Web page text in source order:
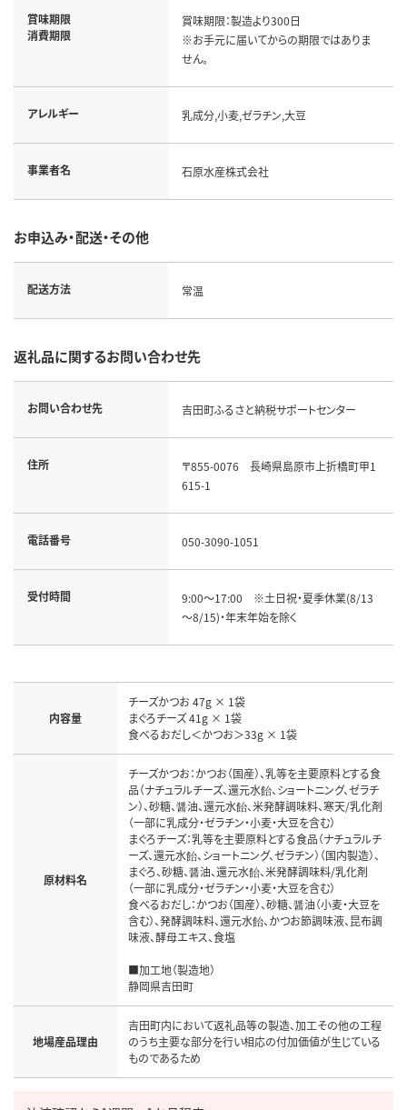
賞味期限
消費期限
賞味期限：製造より300日
※お手元に届いてからの期限ではありま
せん。
アレルギー 乳成分,小麦,ゼラチン,大豆
事業者名 石原水産株式会社
お申込み・配送・その他
配送方法 常温
返礼品に関するお問い合わせ先
お問い合わせ先 吉田町ふるさと納税サポートセンター
住所
〒855-0076　長崎県島原市上折橋町甲1
615-1
電話番号 050-3090-1051
受付時間
9:00～17:00　※土日祝・夏季休業(8/13
～8/15)・年末年始を除く
内容量
チーズかつお 47g × 1袋
まぐろチーズ 41g × 1袋
食べるおだし＜かつお＞33g × 1袋
原材料名
チーズかつお：かつお（国産）、乳等を主要原料とする食
品（ナチュラルチーズ、還元水飴、ショートニング、ゼラチ
ン）、砂糖、醤油、還元水飴、米発酵調味料、寒天/乳化剤
（一部に乳成分・ゼラチン・小麦・大豆を含む）
まぐろチーズ：乳等を主要原料とする食品（ナチュラルチ
ーズ、還元水飴、ショートニング、ゼラチン）（国内製造）、
まぐろ、砂糖、醤油、還元水飴、米発酵調味料/乳化剤
（一部に乳成分・ゼラチン・小麦・大豆を含む）
食べるおだし：かつお（国産）、砂糖、醤油（小麦・大豆を
含む）、発酵調味料、還元水飴、かつお節調味液、昆布調
味液、酵母エキス、食塩
■加工地（製造地）
静岡県吉田町
地場産品理由
吉田町内において返礼品等の製造、加工その他の工程
のうち主要な部分を行い相応の付加価値が生じている
ものであるため